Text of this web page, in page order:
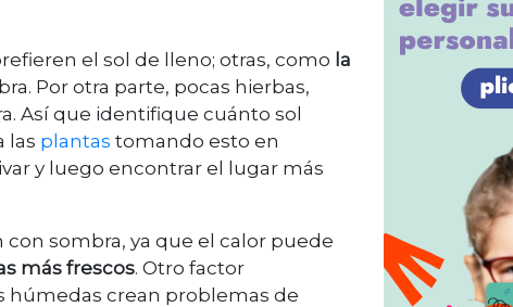
el sol de lleno; otras, como la
Por otra parte, pocas hierbas,
Así que identifique cuánto sol
las plantas tomando esto en
y luego encontrar el lugar más
sombra, ya que el calor puede
más frescos. Otro factor
húmedas crean problemas de